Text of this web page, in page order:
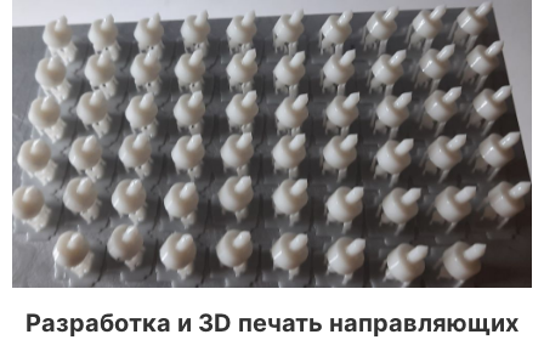
Разработка и 3D печать направляющих для
рекламных конструкций
Разработка и 3D печать направляющих